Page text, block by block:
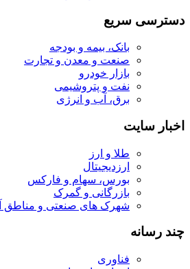
دسترسی سریع
بانک، بیمه و بودجه
صنعت و معدن و تجارت
بازار خودرو
نفت و پتروشیمی
برق، آب و انرژی
اخبار سایت
طلا و ارز
ارزدیجیتال
بورس، سهام و فارکس
بازرگانی و گمرک
شهرک های صنعتی و مناطق
چند رسانه
فناوری